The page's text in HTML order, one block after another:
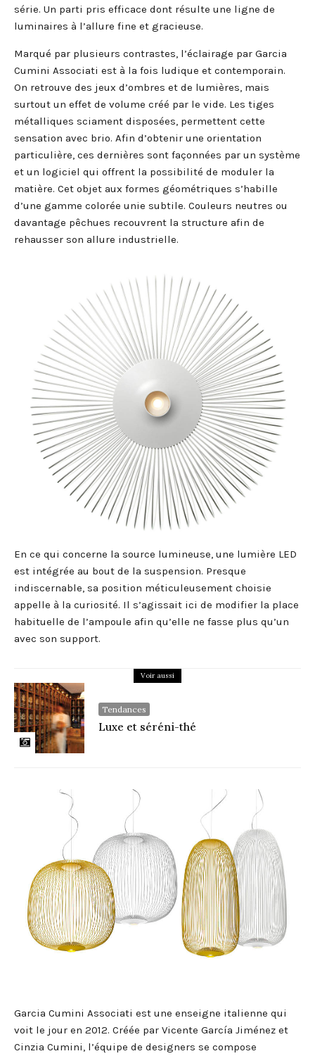
série. Un parti pris efficace dont résulte une ligne de
luminaires à l’allure fine et gracieuse.
Marqué par plusieurs contrastes, l’éclairage par Garcia
Cumini Associati est à la fois ludique et contemporain.
On retrouve des jeux d’ombres et de lumières, mais
surtout un effet de volume créé par le vide. Les tiges
métalliques sciament disposées, permettent cette
sensation avec brio. Afin d’obtenir une orientation
particulière, ces dernières sont façonnées par un système
et un logiciel qui offrent la possibilité de moduler la
matière. Cet objet aux formes géométriques s’habille
d’une gamme colorée unie subtile. Couleurs neutres ou
davantage pêchues recouvrent la structure afin de
rehausser son allure industrielle.
En ce qui concerne la source lumineuse, une lumière LED
est intégrée au bout de la suspension. Presque
indiscernable, sa position méticuleusement choisie
appelle à la curiosité. Il s’agissait ici de modifier la place
habituelle de l’ampoule afin qu’elle ne fasse plus qu’un
avec son support.
Voir aussi
Tendances
Luxe et séréni­-thé
Garcia Cumini Associati est une enseigne italienne qui
voit le jour en 2012. Créée par Vicente García Jiménez et
Cinzia Cumini, l’équipe de designers se compose